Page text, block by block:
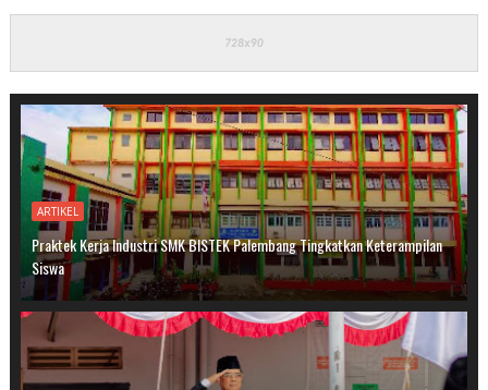
ARTIKEL
Praktek Kerja Industri SMK BISTEK Palembang Tingkatkan Keterampilan
Siswa